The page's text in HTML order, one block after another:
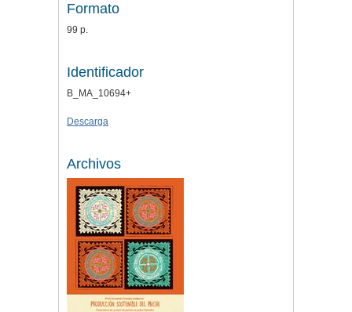
Formato
99 p.
Identificador
B_MA_10694+
Descarga
Archivos